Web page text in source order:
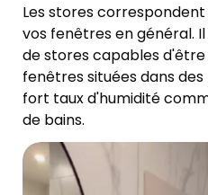
Les stores
vos fenêtres en général.
de stores capables d'être
fenêtres situées dans
fort taux d'humidité
de bains.